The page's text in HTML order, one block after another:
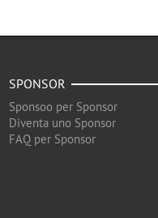
SPONSOR
Sponsoo per Sponsor
Diventa uno Sponsor
FAQ per Sponsor